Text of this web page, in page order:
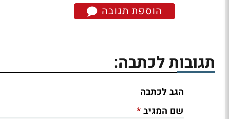
הוספת תגובה
תגובות לכתבה:
הגב לכתבה
שם המגיב*